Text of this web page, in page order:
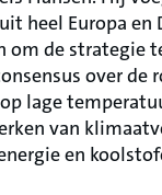
heel Europa en
om de strategie
over de
lage
van
en